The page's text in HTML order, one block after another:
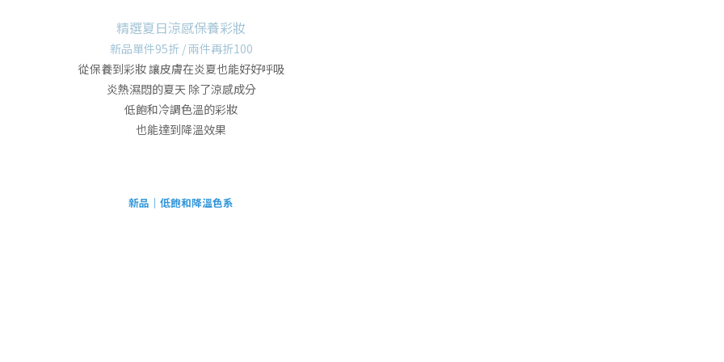
精選夏日涼感保養彩妝
新品單件95折 /兩件再折100
從保養到彩妝 讓皮膚在炎夏也能好好呼吸
炎熱濕悶的夏天 除了涼感成分
低飽和冷調色溫的彩妝
也能達到降溫效果
新品｜低飽和降溫色系